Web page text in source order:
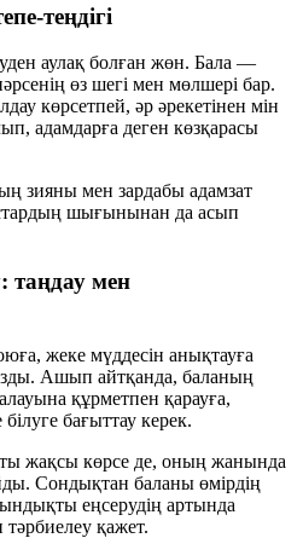
теңдігі
аулақ болған жөн. Бала —
өз шегі мен мөлшері бар.
көрсетпей, әр әрекетінен мін
адамдарға деген көзқарасы
зияны мен зардабы адамзат
шығынынан да асып
таңдау мен
жеке мүддесін анықтауға
Ашып айтқанда, баланың
құрметпен қарауға,
бағыттау керек.
жақсы көрсе де, оның жанында
Сондықтан баланы өмірдің
еңсерудің артында
тәрбиелеу қажет.